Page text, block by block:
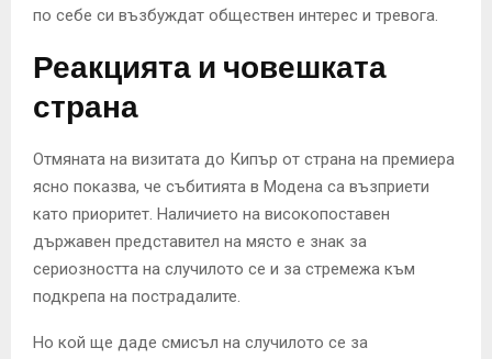
по себе си възбуждат обществен интерес и тревога.
Реакцията и човешката
страна
Отмяната на визитата до Кипър от страна на премиера
ясно показва, че събитията в Модена са възприети
като приоритет. Наличието на високопоставен
държавен представител на място е знак за
сериозността на случилото се и за стремежа към
подкрепа на пострадалите.
Но кой ще даде смисъл на случилото се за